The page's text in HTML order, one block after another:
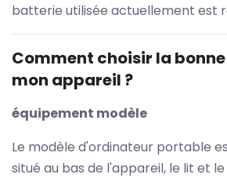
batterie utilisée actuellement est
Comment choisir la
mon appareil ?
équipement modèle
Le modèle d'ordinateur portable
situé au bas de l'appareil, le lit et